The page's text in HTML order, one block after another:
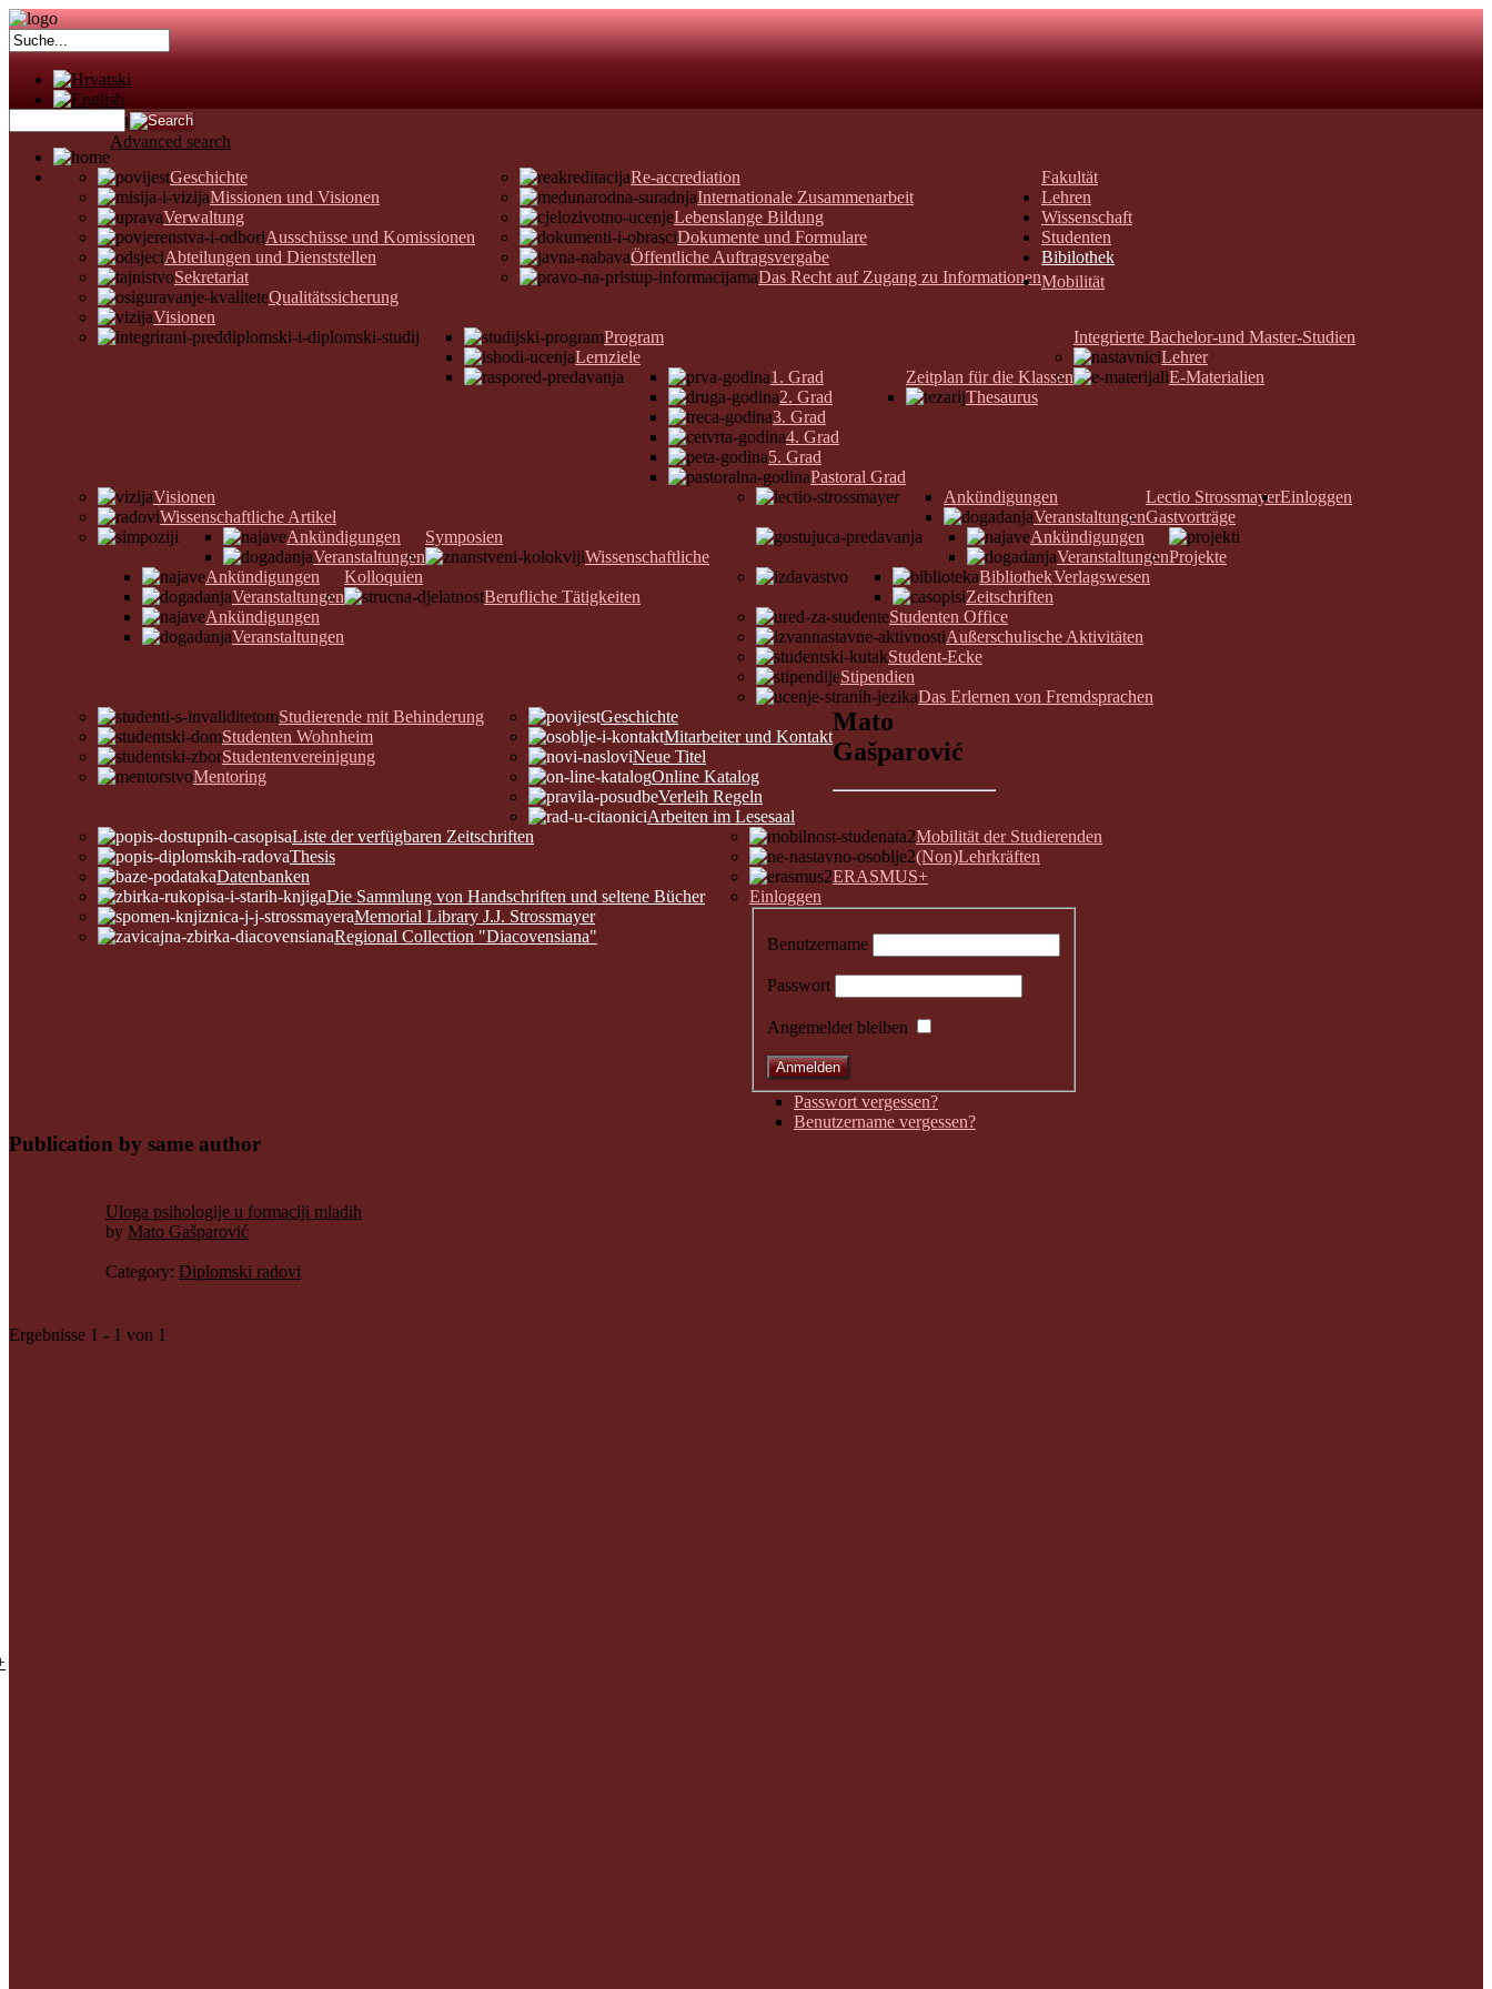
Fakultät
Geschichte
Missionen und Visionen
Verwaltung
Ausschüsse und Komissionen
Abteilungen und Dienststellen
Sekretariat
Qualitätssicherung
Re-accrediation
Internationale Zusammenarbeit
Lebenslange Bildung
Dokumente und Formulare
Öffentliche Auftragsvergabe
Das Recht auf Zugang zu Informationen
Lehren
Visionen
Integrierte Bachelor-und Master-Studien
Program
Lernziele
Zeitplan für die Klassen
1. Grad
2. Grad
3. Grad
4. Grad
5. Grad
Pastoral Grad
Thesaurus
Lehrer
E-Materialien
Wissenschaft
Visionen
Wissenschaftliche Artikel
Symposien
Ankündigungen
Veranstaltungen
Wissenschaftliche
Kolloquien
Ankündigungen
Veranstaltungen
Berufliche Tätigkeiten
Ankündigungen
Veranstaltungen
Lectio Strossmayer
Ankündigungen
VeranstaltungenGastvorträge
Ankündigungen
VeranstaltungenProjekte
Verlagswesen
Bibliothek
Zeitschriften
Studenten
Studenten Office
Außerschulische Aktivitäten
Student-Ecke
Stipendien
Das Erlernen von Fremdsprachen
Studierende mit Behinderung
Studenten Wohnheim
Studentenvereinigung
Mentoring
Bibilothek
Geschichte
Mitarbeiter und Kontakt
Neue Titel
Online Katalog
Verleih Regeln
Arbeiten im Lesesaal
Liste der verfügbaren Zeitschriften
Thesis
Datenbanken
Die Sammlung von Handschriften und seltene Bücher
Memorial Library J.J. Strossmayer
Regional Collection "Diacovensiana"
Mobilität
Mobilität der Studierenden
(Non)Lehrkräften
ERASMUS+
Einloggen
Einloggen
Benutzername
Passwort
Angemeldet bleiben
Passwort vergessen?
Benutzername vergessen?
Advanced search
Mato
Gašparović
Publication by same author
Uloga psihologije u formaciji mladih
by Mato Gašparović
Category: Diplomski radovi
Ergebnisse 1 - 1 von 1